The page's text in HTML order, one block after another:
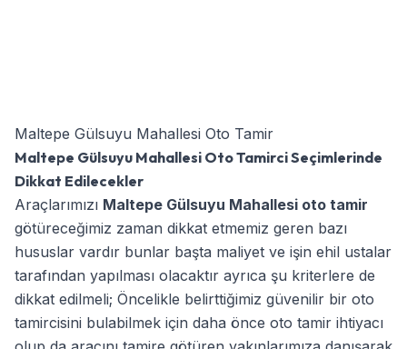
Maltepe Gülsuyu Mahallesi Oto Tamir
Maltepe Gülsuyu Mahallesi Oto Tamirci Seçimlerinde
Dikkat Edilecekler
Araçlarımızı Maltepe Gülsuyu Mahallesi oto tamir
götüreceğimiz zaman dikkat etmemiz geren bazı
hususlar vardır bunlar başta maliyet ve işin ehil ustalar
tarafından yapılması olacaktır ayrıca şu kriterlere de
dikkat edilmeli; Öncelikle belirttiğimiz güvenilir bir oto
tamircisini bulabilmek için daha önce oto tamir ihtiyacı